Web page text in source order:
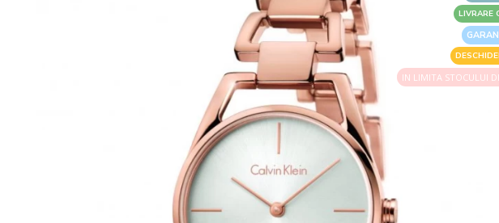
LIVRARE
IN LIMITA STOCULUI